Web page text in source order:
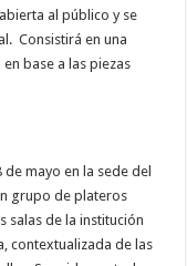
al público y se
Consistirá en una
base a las piezas
mayo en la sede del
grupo de plateros
salas de la institución
contextualizada de las